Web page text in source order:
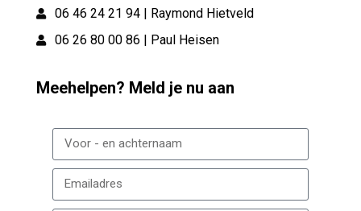
06 46 24 21 94 | Raymond Hietveld
06 26 80 00 86 | Paul Heisen
Meehelpen? Meld je nu aan